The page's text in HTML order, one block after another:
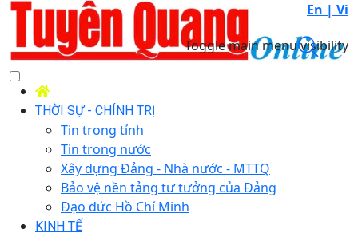
En | Vi
Toggle main menu visibility
THỜI SỰ - CHÍNH TRỊ
Tin trong tỉnh
Tin trong nước
Xây dựng Đảng - Nhà nước - MTTQ
Bảo vệ nền tảng tư tưởng của Đảng
Đạo đức Hồ Chí Minh
KINH TẾ